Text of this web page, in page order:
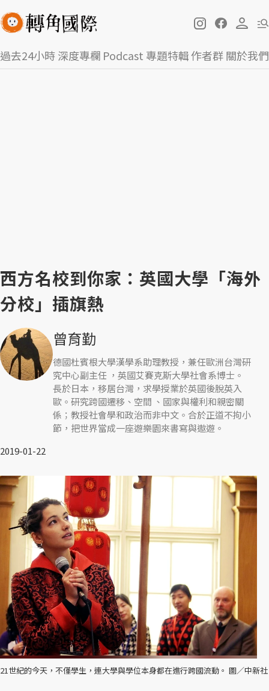
過去24小時深度專欄 Podcast 專題特輯作者群關於我們
西方名校到你家：英國大學「海外
分校」插旗熱
曾育勤
德國杜賓根大學漢學系助理教授，兼任歐洲台灣研
究中心副主任 ，英國艾賽克斯大學社會系博士。
長於日本，移居台灣，求學授業於英國後脫英入
歐。研究跨國遷移、空間 、國家與權利和親密關
係；教授社會學和政治而非中文。合於正道不拘小
節，把世界當成一座遊樂園來書寫與遨遊。
2019-01-22
21世紀的今天，不僅學生，連大學與學位本身都在進行跨國流動。 圖／中新社